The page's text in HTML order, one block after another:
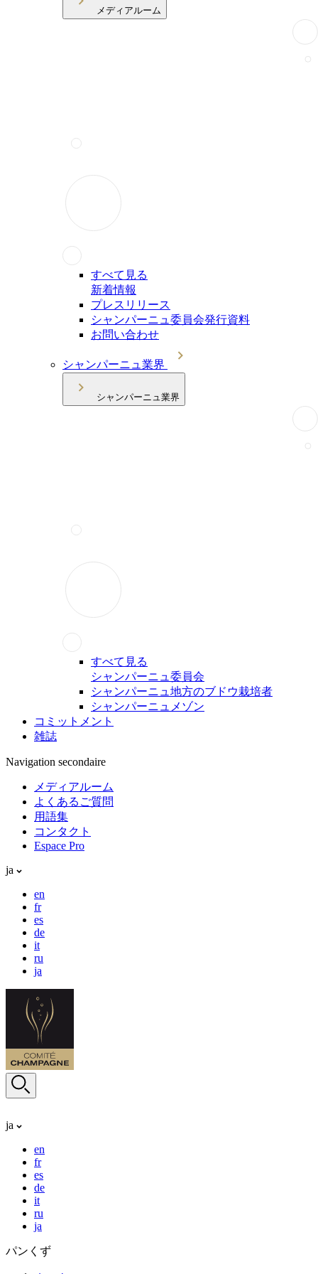
メディアルーム
すべて見る
新着情報
プレスリリース
シャンパーニュ委員会発行資料
お問い合わせ
シャンパーニュ業界
シャンパーニュ業界
すべて見る
シャンパーニュ委員会
シャンパーニュ地方のブドウ栽培者
シャンパーニュメゾン
コミットメント
雑誌
Navigation secondaire
メディアルーム
よくあるご質問
用語集
コンタクト
Espace Pro
ja
en
fr
es
de
it
ru
ja
ja
en
fr
es
de
it
ru
ja
パンくず